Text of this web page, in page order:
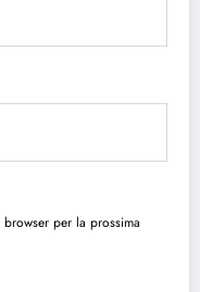
per la prossima